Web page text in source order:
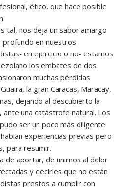
ético, que hace posible
tal, nos deja un sabor amargo
profundo en nuestros
en ejercicio o no- estamos
los embates de dos
muchas pérdidas
la gran Caracas, Maracay,
dejando al descubierto la
ante una catástrofe natural. Los
ser un poco más diligente
experiencias previas pero
para resumir.
de aportar, de unirnos al dolor
y decirles que no están
prestos a cumplir con